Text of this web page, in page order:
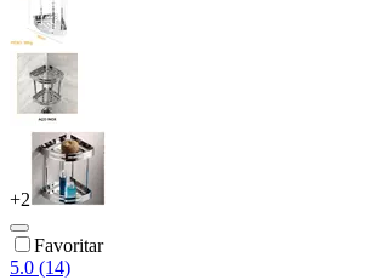
+2
Favoritar
5.0 (14)